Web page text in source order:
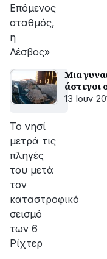
Επόμενος
σταθμός,
η
Λέσβος»
Μια
άστεγοι
13 Ιουν
Το νησί
μετρά τις
πληγές
του μετά
τον
καταστροφικό
σεισμό
των 6
Ρίχτερ